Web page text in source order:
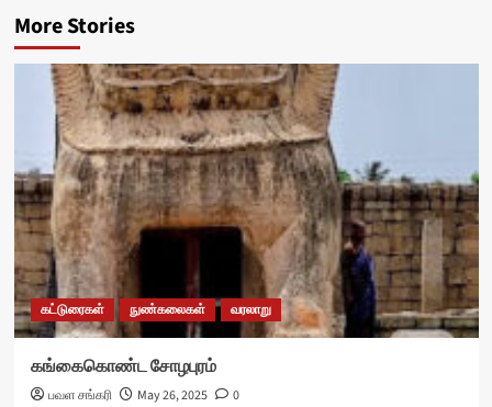
More Stories
கட்டுரைகள் நுண்கலைகள் வரலாறு
கங்கைகொண்ட சோழபுரம்
பவள சங்கரி May 26, 2025 0